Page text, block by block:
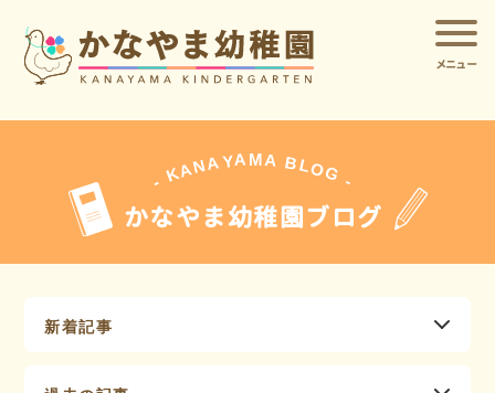
メニュー
- KANAYA MA BLOG -
かなやま幼稚園ブログ
新着記事